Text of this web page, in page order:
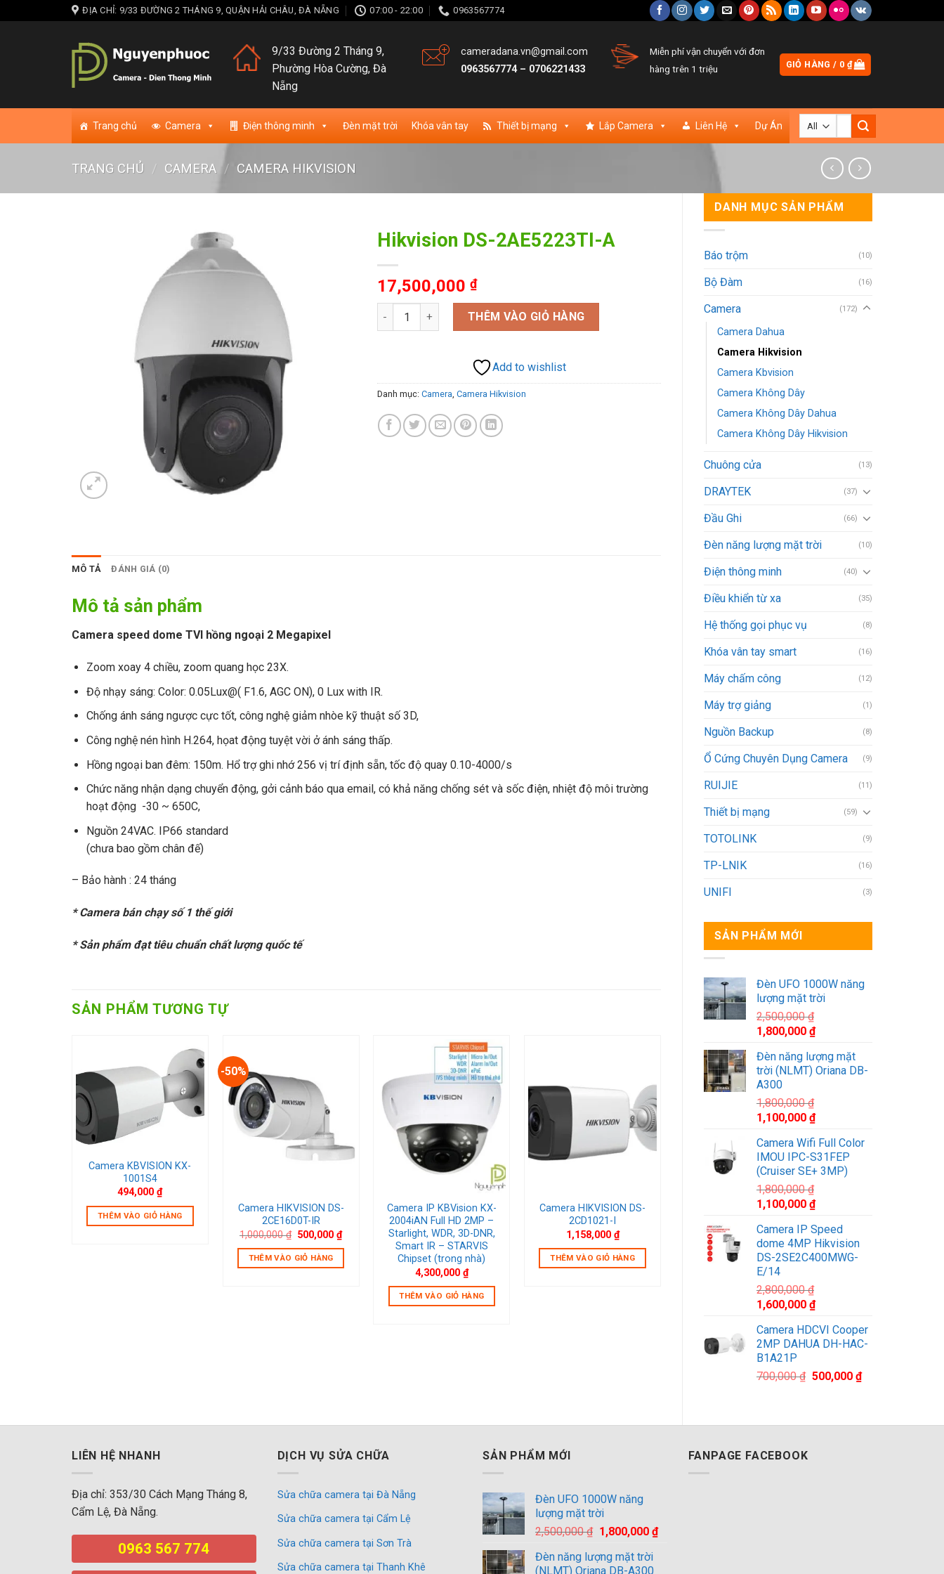
to
ĐỊA CHỈ: 9/33 ĐƯỜNG 2 THÁNG 9, QUẬN HẢI CHÂU, ĐÀ NẴNG 07:00 - 22:00 0963567774
9/33 Đường 2 Tháng 9,
Phường Hòa Cường, Đà
Nẵng
cameradana.vn@gmail.com
0963567774– 0706221433
Miễn phí vận chuyển với đơn
hàng trên 1 triệu
GIỎ HÀNG / 0 ₫
Trang chủ Camera Điện thông minh Đèn mặt trời Khóa vân tay Thiết bị mạng Lắp Camera Liên Hệ Dự Án
TRANG CHỦ / CAMERA / CAMERA HIKVISION
DANH MỤC SẢN PHẨM
Báo trộm (10)
Bộ Đàm (16)
Camera (172)
Camera Dahua
Camera Hikvision
Camera Kbvision
Camera Không Dây
Camera Không Dây Dahua
Camera Không Dây Hikvision
Chuông cửa (13)
DRAYTEK (37)
Đầu Ghi (66)
Đèn năng lượng mặt trời (10)
Điện thông minh (40)
Điều khiển từ xa (35)
Hệ thống gọi phục vụ (8)
Khóa vân tay smart (16)
Máy chấm công (12)
Máy trợ giảng (1)
Nguồn Backup (8)
Ổ Cứng Chuyên Dụng Camera (9)
RUIJIE (11)
Thiết bị mạng (59)
TOTOLINK (9)
TP-LNIK (16)
UNIFI (3)
SẢN PHẨM MỚI
Đèn UFO 1000W năng
lượng mặt trời
2,500,000₫
Giá
là:
2,500,000 ₫.
1,800,000 ₫Giá
tại
là:
Đèn năng lượng mặt
trời (NLMT) Oriana DB-
A300
1,800,000₫
Giá
là:
1,800,000 ₫.
1,100,000 ₫Giá
tại
là:
1,100,000 ₫.
Camera Wifi Full Color
IMOU IPC-S31FEP
(Cruiser SE+ 3MP)
1,800,000₫
Giá
là:
1,800,000 ₫.
1,100,000 ₫Giá
tại
là:
1,100,000 ₫.
Camera IP Speed
dome 4MP Hikvision
DS-2SE2C400MWG-
E/14
2,800,000₫
Giá
là:
2,800,000 ₫.
1,600,000 ₫Giá
tại
là:
Camera HDCVI Cooper
2MP DAHUA DH-HAC-
B1A21P
700,000₫ Giá
500,000 ₫Giá
Hikvision DS-2AE5223TI-A
17,500,000 ₫
Hikvision DS-2AE5223TI-A số lượng
THÊM VÀO GIỎ HÀNG
Add to wishlist
Danh mục: Camera Camera Hikvision
MÔ TẢ ĐÁNH GIÁ (0)
Mô tả sản phẩm
Camera speed dome TVI hồng ngoại 2 Megapixel
Zoom xoay 4 chiều, zoom quang học 23X.
Độ nhạy sáng: Color: 0.05Lux@( F1.6, AGC ON), 0 Lux with IR.
Chống ánh sáng ngược cực tốt, công nghệ giảm nhòe kỹ thuật số 3D,
Công nghệ nén hình H.264, họat động tuyệt vời ở ánh sáng thấp.
Hồng ngoại ban đêm: 150m. Hổ trợ ghi nhớ 256 vị trí định sẵn, tốc độ quay 0.10-4000/s
Chức năng nhận dạng chuyển động, gởi cảnh báo qua email, có khả năng chống sét và sốc điện, nhiệt độ môi trường
hoạt động -30 ~ 650C,
Nguồn 24VAC. IP66 standard
(chưa bao gồm chân đế)
– Bảo hành : 24 tháng
* Camera bán chạy số 1 thế giới
* Sản phẩm đạt tiêu chuẩn chất lượng quốc tế
SẢN PHẨM TƯƠNG TỰ
Add to wishlist
Camera KBVISION KX-
1001S4
494,000₫
THÊM VÀO GIỎ HÀNG
-50%
Add to wishlist
Camera HIKVISION DS-
2CE16D0T-IR
1,000,000₫ Giá
là:
1,000,000 ₫.
500,000₫Giá
hiện
THÊM VÀO GIỎ HÀNG
Add to wishlist
Camera IP KBVision KX-
2004iAN Full HD 2MP –
Starlight, WDR, 3D-DNR,
Smart IR – STARVIS
Chipset (trong nhà)
4,300,000 ₫
THÊM VÀO GIỎ HÀNG
Add to wishlist
Camera HIKVISION DS-
2CD1021-I
1,158,000 ₫
THÊM VÀO GIỎ HÀNG
LIÊN HỆ NHANH
Địa chỉ: 353/30 Cách Mạng Tháng 8,
Cẩm Lệ, Đà Nẵng.
0963 567 774
DỊCH VỤ SỬA CHỮA
Sửa chữa camera tại Đà Nẵng
Sửa chữa camera tại Cẩm Lệ
Sửa chữa camera tại Sơn Trà
Sửa chữa camera tại Thanh Khê
SẢN PHẨM MỚI
Đèn UFO 1000W năng
lượng mặt trời
2,500,000₫ Giá
là:
1,800,000 ₫Giá
Đèn năng lượng mặt trời
(NLMT) Oriana DB-A300
FANPAGE FACEBOOK